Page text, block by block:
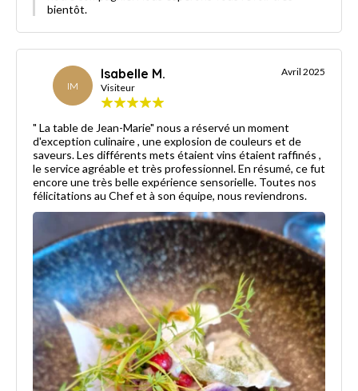
bientôt.
IM
Isabelle M.
Visiteur
Avril 2025
" La table de Jean-Marie" nous a réservé un moment
d'exception culinaire , une explosion de couleurs et de
saveurs. Les différents mets étaient vins étaient raffinés ,
le service agréable et très professionnel. En résumé, ce fut
encore une très belle expérience sensorielle. Toutes nos
félicitations au Chef et à son équipe, nous reviendrons.